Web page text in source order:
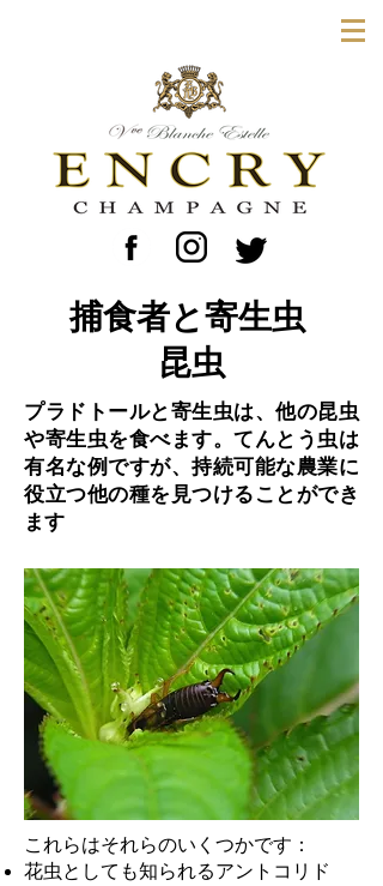
捕食者と寄生虫
昆虫
プラドトールと寄生虫は、他の昆虫
や寄生虫を食べます。てんとう虫は
有名な例ですが、持続可能な農業に
役立つ他の種を見つけることができ
ます
これらはそれらのいくつかです：
花虫としても知られるアントコリド